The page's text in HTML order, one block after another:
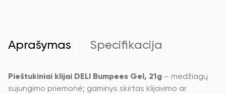
Aprašymas Specifikacija
Pieštukiniai klijai DELI Bumpees Gel, 21g – medžiagų
sujungimo priemonė; gaminys skirtas klijavimo ar